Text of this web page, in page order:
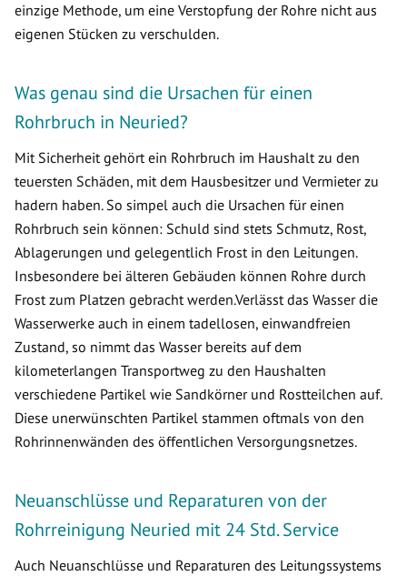
einzige Methode, um eine Verstopfung der Rohre nicht aus
eigenen Stücken zu verschulden.
Was genau sind die Ursachen für einen
Rohrbruch in Neuried?
Mit Sicherheit gehört ein Rohrbruch im Haushalt zu den
teuersten Schäden, mit dem Hausbesitzer und Vermieter zu
hadern haben. So simpel auch die Ursachen für einen
Rohrbruch sein können: Schuld sind stets Schmutz, Rost,
Ablagerungen und gelegentlich Frost in den Leitungen.
Insbesondere bei älteren Gebäuden können Rohre durch
Frost zum Platzen gebracht werden.Verlässt das Wasser die
Wasserwerke auch in einem tadellosen, einwandfreien
Zustand, so nimmt das Wasser bereits auf dem
kilometerlangen Transportweg zu den Haushalten
verschiedene Partikel wie Sandkörner und Rostteilchen auf.
Diese unerwünschten Partikel stammen oftmals von den
Rohrinnenwänden des öffentlichen Versorgungsnetzes.
Neuanschlüsse und Reparaturen von der
Rohrreinigung Neuried mit 24 Std. Service
Auch Neuanschlüsse und Reparaturen des Leitungssystems